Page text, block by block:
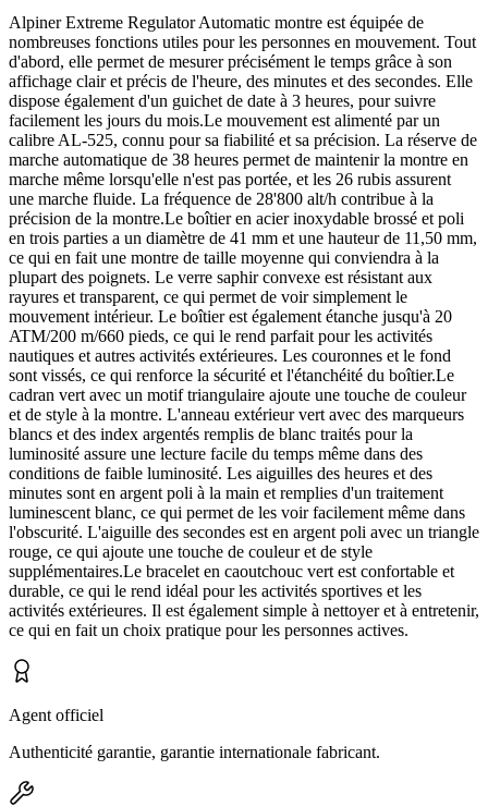
Alpiner Extreme Regulator Automatic montre est équipée de
nombreuses fonctions utiles pour les personnes en mouvement. Tout
d'abord, elle permet de mesurer précisément le temps grâce à son
affichage clair et précis de l'heure, des minutes et des secondes. Elle
dispose également d'un guichet de date à 3 heures, pour suivre
facilement les jours du mois.Le mouvement est alimenté par un
calibre AL-525, connu pour sa fiabilité et sa précision. La réserve de
marche automatique de 38 heures permet de maintenir la montre en
marche même lorsqu'elle n'est pas portée, et les 26 rubis assurent
une marche fluide. La fréquence de 28'800 alt/h contribue à la
précision de la montre.Le boîtier en acier inoxydable brossé et poli
en trois parties a un diamètre de 41 mm et une hauteur de 11,50 mm,
ce qui en fait une montre de taille moyenne qui conviendra à la
plupart des poignets. Le verre saphir convexe est résistant aux
rayures et transparent, ce qui permet de voir simplement le
mouvement intérieur. Le boîtier est également étanche jusqu'à 20
ATM/200 m/660 pieds, ce qui le rend parfait pour les activités
nautiques et autres activités extérieures. Les couronnes et le fond
sont vissés, ce qui renforce la sécurité et l'étanchéité du boîtier.Le
cadran vert avec un motif triangulaire ajoute une touche de couleur
et de style à la montre. L'anneau extérieur vert avec des marqueurs
blancs et des index argentés remplis de blanc traités pour la
luminosité assure une lecture facile du temps même dans des
conditions de faible luminosité. Les aiguilles des heures et des
minutes sont en argent poli à la main et remplies d'un traitement
luminescent blanc, ce qui permet de les voir facilement même dans
l'obscurité. L'aiguille des secondes est en argent poli avec un triangle
rouge, ce qui ajoute une touche de couleur et de style
supplémentaires.Le bracelet en caoutchouc vert est confortable et
durable, ce qui le rend idéal pour les activités sportives et les
activités extérieures. Il est également simple à nettoyer et à entretenir,
ce qui en fait un choix pratique pour les personnes actives.
Agent officiel
Authenticité garantie, garantie internationale fabricant.